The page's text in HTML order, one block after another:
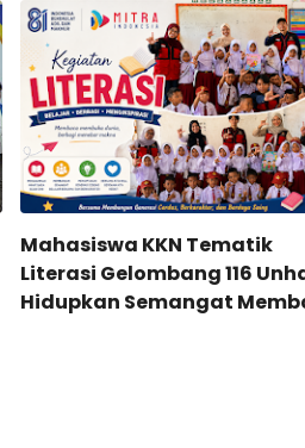
Mahasiswa KKN Tematik
Literasi Gelombang 116
Hidupkan Semangat